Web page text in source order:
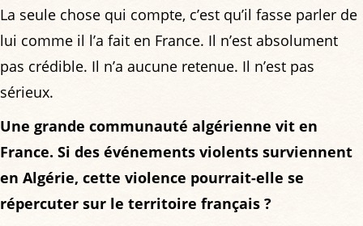
La seule chose qui compte, c’est qu’il fasse parler de
lui comme il l’a fait en France. Il n’est absolument
pas crédible. Il n’a aucune retenue. Il n’est pas
sérieux.
Une grande communauté algérienne vit en
France. Si des événements violents surviennent
en Algérie, cette violence pourrait-elle se
répercuter sur le territoire français ?